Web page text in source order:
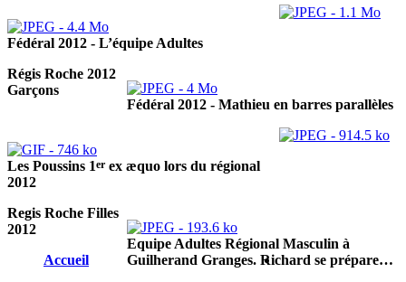
Fédéral 2012 - L’équipe Adultes
Fédéral 2012 - Mathieu en barres parallèles
Les Poussins 1er ex æquo lors du régional
2012
Equipe Adultes Régional Masculin à
Guilherand Granges. Richard se prépare…
Régis Roche 2012
Garçons
Regis Roche Filles
2012
Accueil